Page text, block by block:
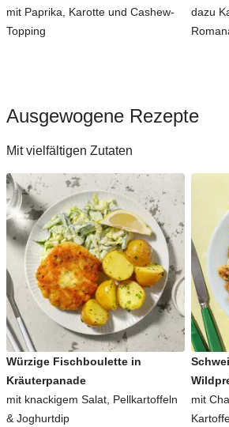
mit Paprika, Karotte und Cashew-
Topping
dazu
Ausgewogene Rezepte
Mit vielfältigen Zutaten
Würzige Fischboulette in
Kräuterpanade
mit knackigem Salat, Pellkartoffeln
& Joghurtdip
mit